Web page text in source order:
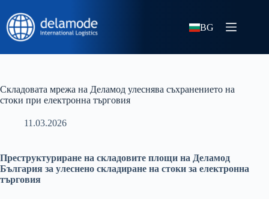
BG
Складовата мрежа на Деламод улеснява съхранението на
стоки при електронна търговия
11.03.2026
Преструктуриране на складовите площи на Деламод
България за улеснено складиране на стоки за електронна
търговия